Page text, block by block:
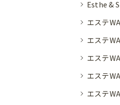
Esthe &
エステ
エステ
エステ
エステ
エステ